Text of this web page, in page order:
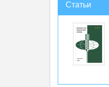
Статьи